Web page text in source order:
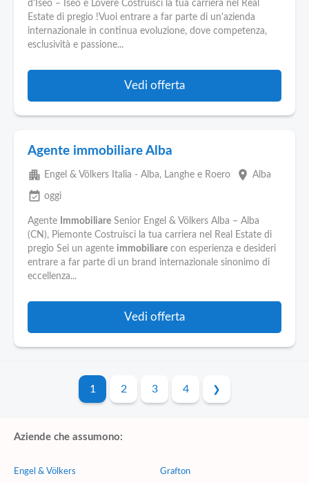
d'Iseo – Iseo e Lovere Costruisci la tua carriera nel Real
Estate di pregio !Vuoi entrare a far parte di un'azienda
internazionale in continua evoluzione, dove competenza,
esclusività e passione...
Vedi offerta
Agente immobiliare Alba
apartment Engel & Völkers Italia - Alba, Langhe e Roero place Alba
event_available oggi
Agente Immobiliare Senior Engel & Völkers Alba – Alba
(CN), Piemonte Costruisci la tua carriera nel Real Estate di
pregio Sei un agente immobiliare con esperienza e desideri
entrare a far parte di un brand internazionale sinonimo di
eccellenza...
Vedi offerta
1 2 3 4
Aziende che assumono:
Engel & Völkers Grafton